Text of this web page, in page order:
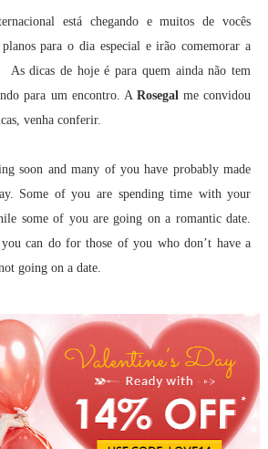
está chegando e muitos de vocês
para o dia especial e irão comemorar a
As dicas de hoje é para quem ainda não tem
para um encontro. A Rosegal me convidou
venha conferir.
soon and many of you have probably made
Some of you are spending time with your
some of you are going on a romantic date.
can do for those of you who don’t have a
going on a date.